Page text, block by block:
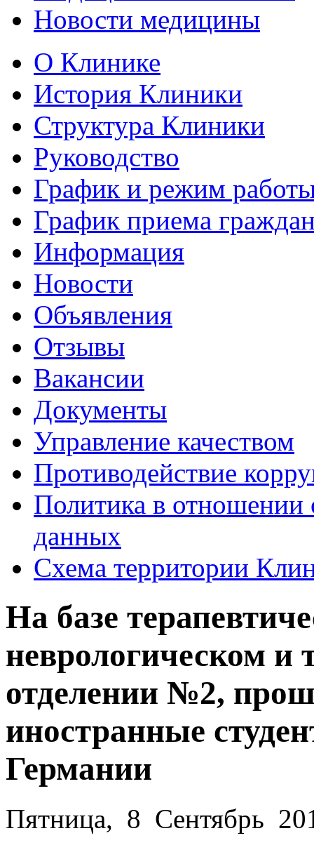
Новости медицины
О Клинике
История Клиники
Структура Клиники
Руководство
График и режим
График приема
Информация
Новости
Объявления
Отзывы
Вакансии
Документы
Управление качеством
Противодействие
Политика в отношении
данных
Схема территории
На базе
неврологическом и
отделении №2,
иностранные
Германии
Пятница, 8 Сентябрь